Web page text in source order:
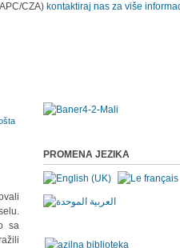
CZA) kontaktiraj nas za više
sa
PROMENA JEZIKA